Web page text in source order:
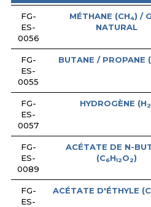
FG-
ES-
0056
MÉTHANE (CH4) /
NATURAL
FG-
ES-
0055
BUTANE / PROPANE
FG-
ES-
0057
HYDROGÈNE (H2
FG-
ES-
0089
ACÉTATE DE N-
(C6H12O2)
FG-
ES-
ACÉTATE D'ÉTHYLE (C